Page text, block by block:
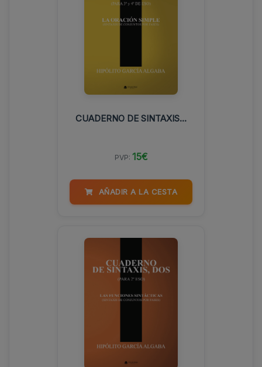
CUADERNO DE SINTAXIS...
PVP: 15€
AÑADIR A LA CESTA